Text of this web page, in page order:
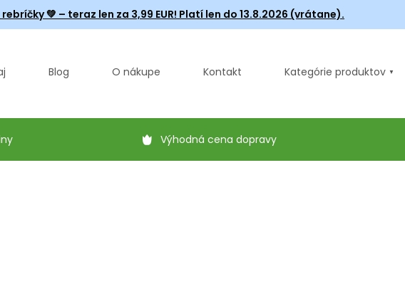
rebríčky💚 – teraz len za 3,99 EUR! Platí len do 13.8.2026 (vrátane).
Blog O nákupe Kontakt Kategórie produktov
Výhodná cena dopravy